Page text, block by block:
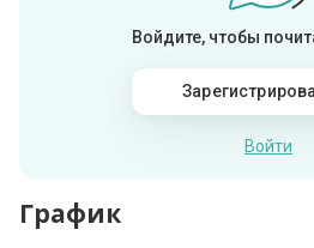
Войдите, чтобы
Войти
График